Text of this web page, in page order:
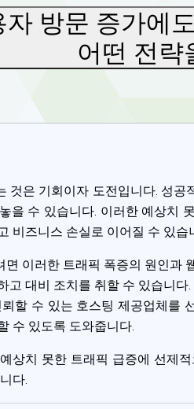
방문 증가에
어떤 전략
것은 기회이자 도전입니다. 성
을 수 있습니다. 이러한 예상치
비즈니스 손실로 이어질 수 있습
면 이러한 트래픽 폭증의 원인
고 대비 조치를 취할 수 있습니
할 수 있는 호스팅 제공업체를
수 있도록 도와줍니다.
상치 못한 트래픽 급증에 선제
다.
Cookies & Privacy
Queue-Fair.com uses cookies to
accept all cookie usage or use